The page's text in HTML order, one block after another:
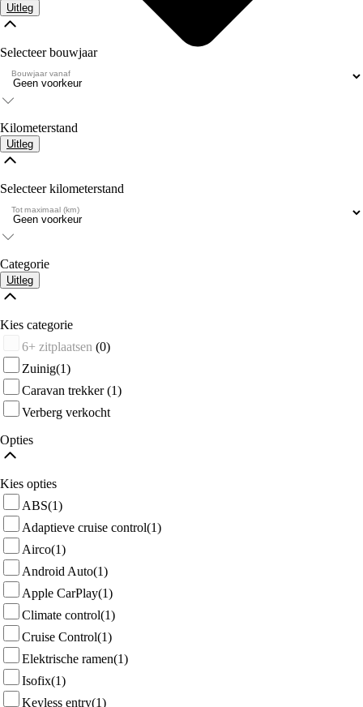
Uitleg
Selecteer bouwjaar
Bouwjaar vanaf
Kilometerstand
Uitleg
Selecteer kilometerstand
Tot maximaal (km)
Categorie
Uitleg
Kies categorie
6+ zitplaatsen (0)
Zuinig(1)
Caravan trekker(1)
Verberg verkocht
Opties
Kies opties
ABS(1)
Adaptieve cruise control(1)
Airco(1)
Android Auto(1)
Apple CarPlay(1)
Climate control(1)
Cruise Control(1)
Elektrische ramen(1)
Isofix(1)
Keyless entry(1)